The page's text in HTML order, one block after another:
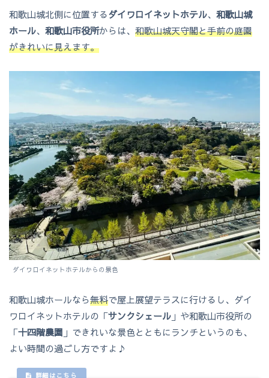
和歌山城北側に位置するダイワロイネットホテル、 和歌山城
ホール、 和歌山市役所からは、 和歌山城天守閣と手前の庭園
がきれいに見えます。
ダイワロイネットホテルからの景色
和歌山城ホールなら無料で屋上展望テラスに行けるし、ダイ
ワロイネットホテルの「サンクシェール 」や和歌山市役所の
「十四階農園 」できれいな景色とともにランチというのも、
よい時間の過ごし方ですよ♪